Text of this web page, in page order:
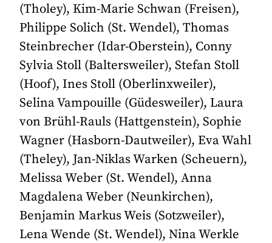
(Tholey), Kim-Marie Schwan (Freisen),
Philippe Solich (St. Wendel), Thomas
Steinbrecher (Idar-Oberstein), Conny
Sylvia Stoll (Baltersweiler), Stefan Stoll
(Hoof), Ines Stoll (Oberlinxweiler),
Selina Vampouille (Güdesweiler), Laura
von Brühl-Rauls (Hattgenstein), Sophie
Wagner (Hasborn-Dautweiler), Eva Wahl
(Theley), Jan-Niklas Warken (Scheuern),
Melissa Weber (St. Wendel), Anna
Magdalena Weber (Neunkirchen),
Benjamin Markus Weis (Sotzweiler),
Lena Wende (St. Wendel), Nina Werkle